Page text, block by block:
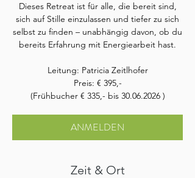
Dieses Retreat ist für alle, die bereit sind,
sich auf Stille einzulassen und tiefer zu sich
selbst zu finden – unabhängig davon, ob du
bereits Erfahrung mit Energiearbeit hast.
Leitung: Patricia Zeitlhofer
Preis: € 395,-
(Frühbucher € 335,- bis 30.06.2026 )
ANMELDEN
Zeit & Ort